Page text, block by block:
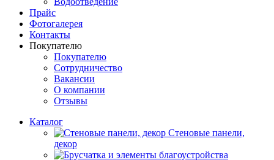
Прайс
Фотогалерея
Контакты
Покупателю
Покупателю
Сотрудничество
Вакансии
О компании
Отзывы
Каталог
Стеновые панели,
декор